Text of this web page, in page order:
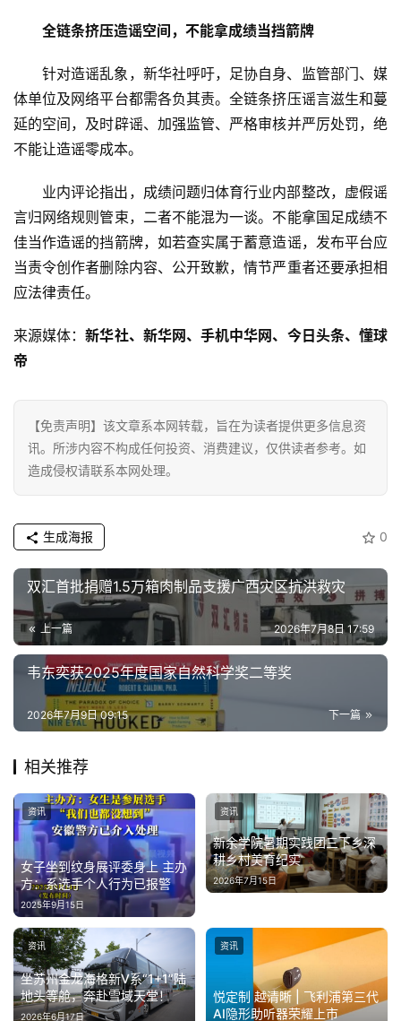
科
技
经
教
育
专
题
车
新
源
登录 注册
全链条挤压造谣空间，不能拿成绩当挡箭牌
针对造谣乱象，新华社呼吁，足协自身、监管部门、媒
体单位及网络平台都需各负其责。全链条挤压谣言滋生和蔓
延的空间，及时辟谣、加强监管、严格审核并严厉处罚，绝
不能让造谣零成本。
业内评论指出，成绩问题归体育行业内部整改，虚假谣
言归网络规则管束，二者不能混为一谈。不能拿国足成绩不
佳当作造谣的挡箭牌，如若查实属于蓄意造谣，发布平台应
当责令创作者删除内容、公开致歉，情节严重者还要承担相
应法律责任。
来源媒体：新华社、新华网、手机中华网、今日头条、懂球
帝
【免责声明】该文章系本网转载，旨在为读者提供更多信息资
讯。所涉内容不构成任何投资、消费建议，仅供读者参考。如
造成侵权请联系本网处理。
0
生成海报
双汇首批捐赠1.5万箱肉制品支援广西灾区抗洪救灾
上一篇 2026年7月8日 17:59
韦东奕获2025年度国家自然科学奖二等奖
下一篇
2026年7月9日 09:15
相关推荐
女子坐到纹身展评委身上 主办
方：系选手个人行为已报警
2025年9月15日
资讯
新余学院暑期实践团三下乡深
耕乡村美育纪实
2026年7月15日
资讯
坐苏州金龙海格新V系“1+1”陆
地头等舱，奔赴雪域天堂！
2026年6月17日
资讯
悦定制 越清晰 | 飞利浦第三代
AI隐形助听器荣耀上市
资讯